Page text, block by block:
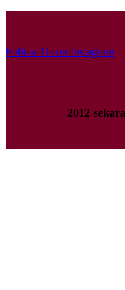
Follow Us on Instagram
2012-